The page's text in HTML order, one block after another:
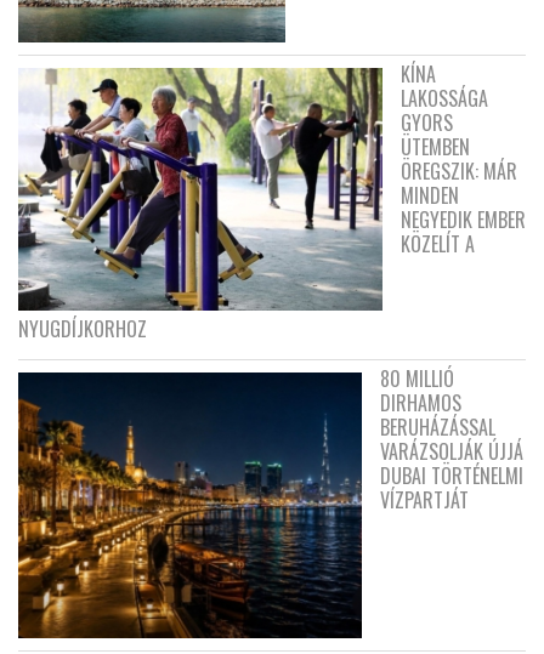
KÍNA
LAKOSSÁGA
GYORS
ÜTEMBEN
ÖREGSZIK: MÁR
MINDEN
NEGYEDIK EMBER
KÖZELÍT A
NYUGDÍJKORHOZ
80 MILLIÓ
DIRHAMOS
BERUHÁZÁSSAL
VARÁZSOLJÁK ÚJJÁ
DUBAI TÖRTÉNELMI
VÍZPARTJÁT